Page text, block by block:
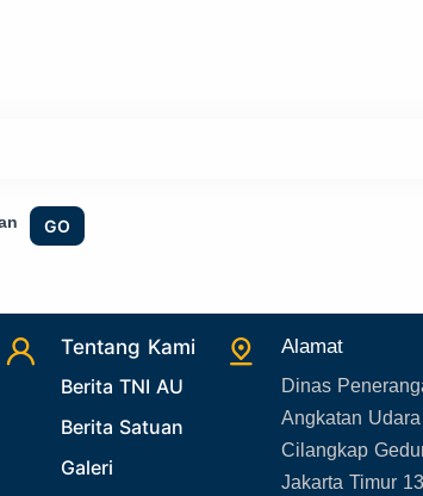
GO
Tentang Kami
Berita TNI AU
Berita Satuan
Galeri
Alamat
Dinas
Angkatan
Cilangkap
Jakarta Timur